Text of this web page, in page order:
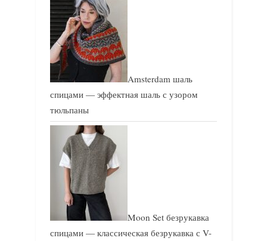
Amsterdam шаль
спицами — эффектная шаль с узором
тюльпаны
Moon Set безрукавка
спицами — классическая безрукавка с V-